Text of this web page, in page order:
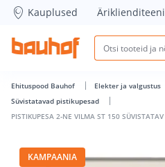
PISTIKUPESA 2-NE VILMA ST
Kauplused
Ehituspood Bauhof Elekter ja valgustus
Süvistatavad pistikupesad
PISTIKUPESA 2-NE VILMA ST 150
KAMPAANIA